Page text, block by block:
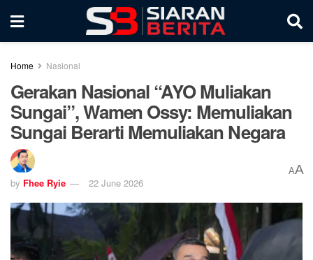
Home Nasional
Gerakan Nasional “AYO Muliakan
Sungai”, Wamen Ossy: Memuliakan
Sungai Berarti Memuliakan Negara
by Fhee Ryie 22 June 2026
AA